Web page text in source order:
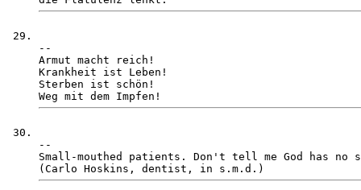
--
Armut macht reich!
Krankheit ist Leben!
Sterben ist schön!
--
Small-mouthed patients. Don't tell me God has no